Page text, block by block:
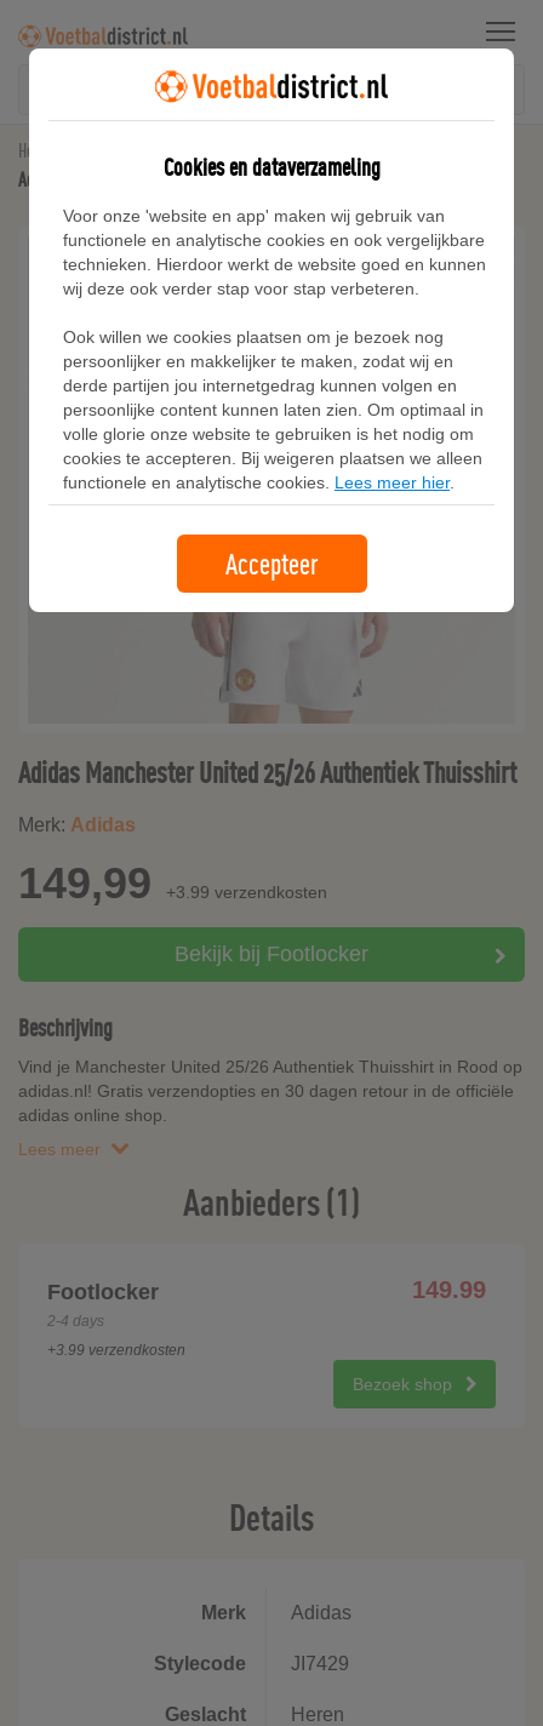
Menu
Home
Adidas Manchester United 25/26 Authentiek Thuisshirt
Adidas Manchester United 25/26 Authentiek Thuisshirt
Merk: Adidas
149,99 +3.99 verzendkosten
Bekijk bij Footlocker
Beschrijving
Vind je Manchester United 25/26 Authentiek Thuisshirt in Rood op
adidas.nl! Gratis verzendopties en 30 dagen retour in de officiële
adidas online shop.
Lees meer
Aanbieders (1)
Footlocker 149.99
2-4 days
+3.99 verzendkosten
Bezoek shop
Details
Merk Adidas
Stylecode JI7429
Geslacht Heren
Cookies en dataverzameling
Voor onze 'website en app' maken wij gebruik van
functionele en analytische cookies en ook vergelijkbare
technieken. Hierdoor werkt de website goed en kunnen
wij deze ook verder stap voor stap verbeteren.
Ook willen we cookies plaatsen om je bezoek nog
persoonlijker en makkelijker te maken, zodat wij en
derde partijen jou internetgedrag kunnen volgen en
persoonlijke content kunnen laten zien. Om optimaal in
volle glorie onze website te gebruiken is het nodig om
cookies te accepteren. Bij weigeren plaatsen we alleen
functionele en analytische cookies. Lees meer hier.
Accepteer